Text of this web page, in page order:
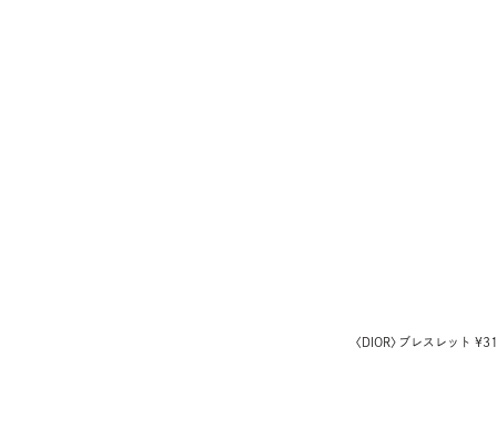
〈DIOR〉ブレスレット